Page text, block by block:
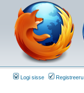
Logi sisse Registreeru